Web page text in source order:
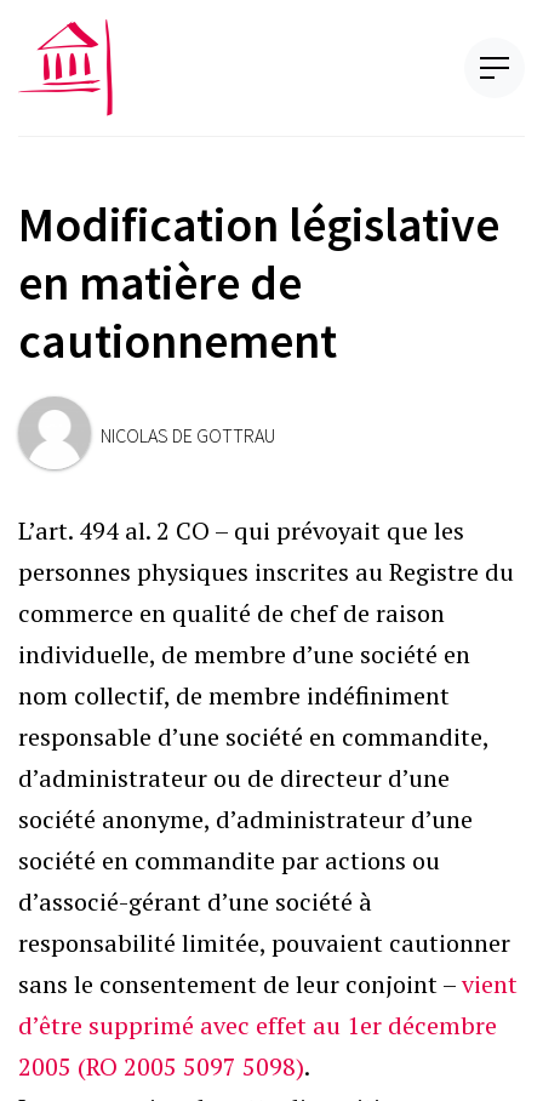
Modification législative
en matière de
cautionnement
NICOLAS DE GOTTRAU
L’art. 494 al. 2 CO – qui prévoyait que les
personnes physiques inscrites au Registre du
commerce en qualité de chef de raison
individuelle, de membre d’une société en
nom collectif, de membre indéfiniment
responsable d’une société en commandite,
d’administrateur ou de directeur d’une
société anonyme, d’administrateur d’une
société en commandite par actions ou
d’associé-gérant d’une société à
responsabilité limitée, pouvaient cautionner
sans le consentement de leur conjoint –vient
d’être supprimé avec effet au 1er décembre
2005 (RO 2005 5097 5098).